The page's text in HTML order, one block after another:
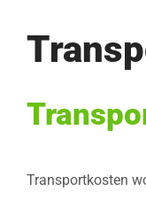
Transportkosten